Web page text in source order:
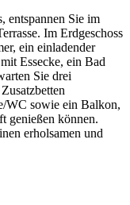
entspannen Sie im
Im Erdgeschoss
ein einladender
Essecke, ein Bad
Sie drei
WC sowie ein Balkon,
genießen können.
erholsamen und